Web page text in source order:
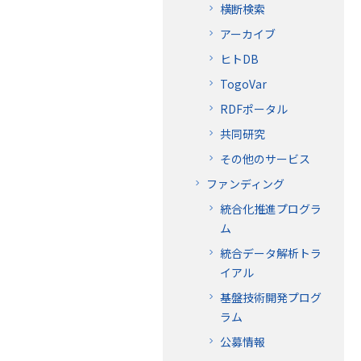
横断検索
アーカイブ
ヒトDB
TogoVar
RDFポータル
共同研究
その他のサービス
ファンディング
統合化推進プログラ
ム
統合データ解析トラ
イアル
基盤技術開発プログ
ラム
公募情報